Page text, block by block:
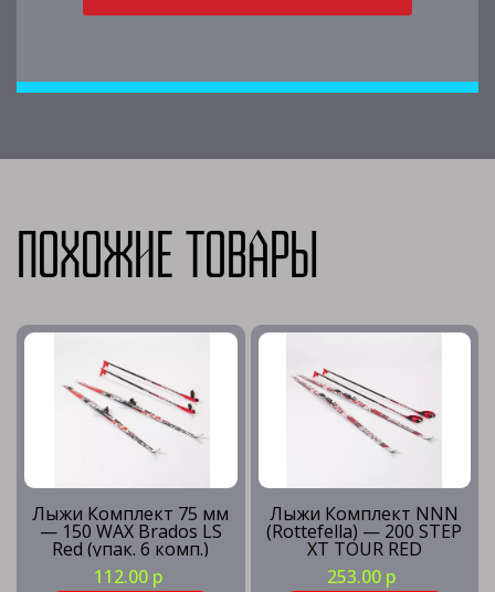
Похожие товары
Лыжи Комплект 75 мм
— 150 WAX Brados LS
Red (упак. 6 комп.)
112.00 р
Лыжи Комплект NNN
(Rottefella) — 200 STEP
XT TOUR RED
253.00 р